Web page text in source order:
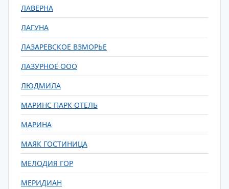
ЛАВЕРНА
ЛАГУНА
ЛАЗАРЕВСКОЕ ВЗМОРЬЕ
ЛАЗУРНОЕ ООО
ЛЮДМИЛА
МАРИНС ПАРК ОТЕЛЬ
МАРИНА
МАЯК ГОСТИНИЦА
МЕЛОДИЯ ГОР
МЕРИДИАН